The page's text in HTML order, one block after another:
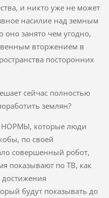
и никто уже не может
насилие над земным
оно занято чем угодно,
вторжением в
посторонних
сейчас полностью
землян?
которые люди
по своей
совершенный робот,
показывают по ТВ, как
достижения
будут показывать до